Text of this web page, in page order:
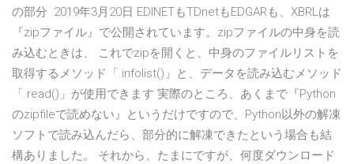
の部分 2019年3月20日 EDINETもTDnetもEDGARも、XBRLは
『zipファイル』で公開されています。zipファイルの中身を読
み込むときは、 これでzipを開くと、中身のファイルリストを
取得するメソッド「.infolist()」と、データを読み込むメソッド
「.read()」が使用できます 実際のところ、あくまで『Python
のzipfileで読めない』というだけですので、Python以外の解凍
ソフトで読み込んだら、部分的に解凍できたという場合も結
構ありました。 それから、たまにですが、何度ダウンロード